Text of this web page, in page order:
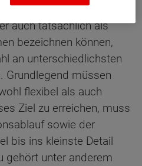
auch tatsächlich als
bezeichnen können,
an unterschiedlichsten
Grundlegend müssen
flexibel als auch
Ziel zu erreichen, muss
sowie der
bis ins kleinste Detail
gehört unter anderem